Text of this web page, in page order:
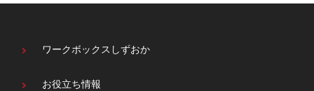
ワークボックスしずおか
お役立ち情報